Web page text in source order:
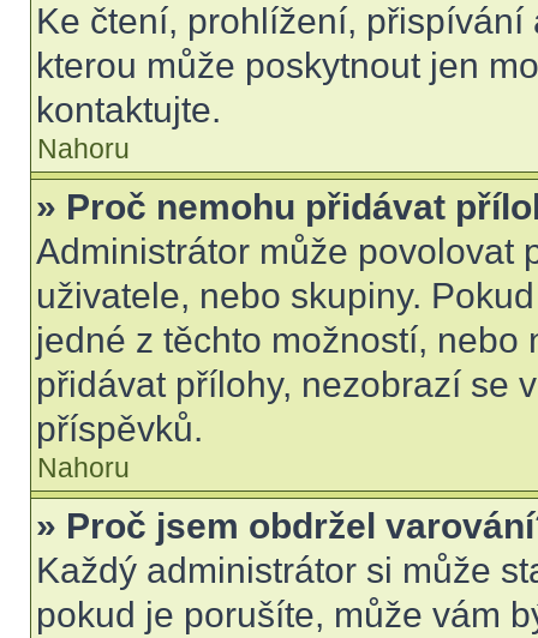
Ke čtení, prohlížení,
kterou může poskytnout jen
kontaktujte.
Nahoru
» Proč nemohu přidávat
Administrátor může povolovat
uživatele, nebo skupiny.
jedné z těchto možností,
přidávat přílohy, nezobrazí se
příspěvků.
Nahoru
» Proč jsem obdržel
Každý administrátor si může
pokud je porušíte, může vám